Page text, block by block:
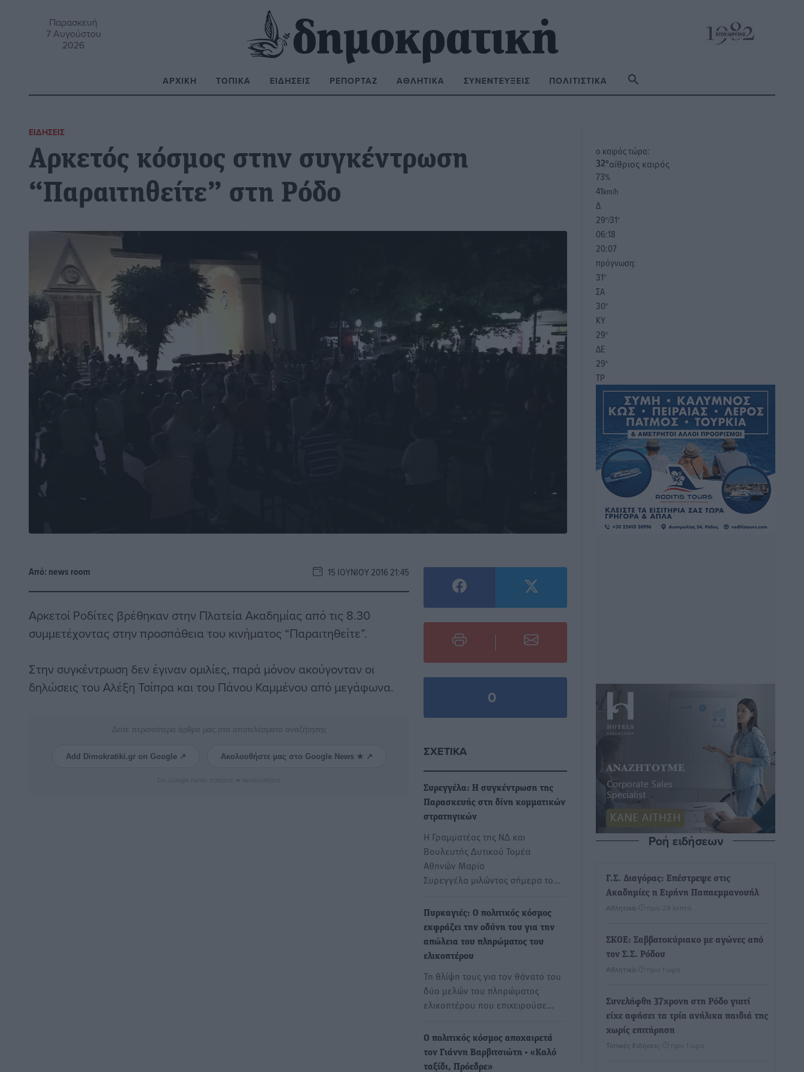
Παρασκευή
7 Αυγούστου
2026
ΑΡΧΙΚΉ ΤΟΠΙΚΆ ΕΙΔΉΣΕΙΣ ΡΕΠΟΡΤΆΖ ΑΘΛΗΤΙΚΆ ΣΥΝΕΝΤΕΎΞΕΙΣ ΠΟΛΙΤΙΣΤΙΚΆ
ΕΙΔΉΣΕΙΣ
Αρκετός κόσμος στην συγκέντρωση
“Παραιτηθείτε” στη Ρόδο
Από: news room 15 ΙΟΥΝΊΟΥ 2016 21:45
Αρκετοί Ροδίτες βρέθηκαν στην Πλατεία Ακαδημίας από τις 8.30
συμμετέχοντας στην προσπάθεια του κινήματος “Παραιτηθείτε”.
Στην συγκέντρωση δεν έγιναν ομιλίες, παρά μόνον ακούγονταν οι
δηλώσεις του Αλέξη Τσίπρα και του Πάνου Καμμένου από μεγάφωνα.
Δείτε περισσότερα άρθρα μας στα αποτελέσματα αναζήτησης
Add Dimokratiki.gr on Google ↗ Ακολουθήστε μας στο Google News ★ ↗
0
ΣΧΕΤΙΚΆ
Συρεγγέλα: Η συγκέντρωση της
Παρασκευής στη δίνη κομματικών
στρατηγικών
Η Γραμματέας της ΝΔ και
Βουλευτής Δυτικού Τομέα
Αθηνών Μαρία
Συρεγγέλα μιλώντας σήμερα το…
Πυρκαγιές: Ο πολιτικός κόσμος
εκφράζει την οδύνη του για την
απώλεια του πληρώματος του
ελικοπτέρου
Τη θλίψη τους για τον θάνατο του
δύο μελών του πληρώματος
ελικοπτέρου που επιχειρούσε…
Ο πολιτικός κόσμος αποχαιρετά
τον Γιάννη Βαρβιτσιώτη - «Καλό
ταξίδι, Πρόεδρε»
o καιρός τώρα:
32°αίθριος καιρός
73%
41km/h
Δ
29°/31°
06:18
20:07
πρόγνωση:
31°
ΣΑ
30°
ΚΥ
29°
ΔΕ
29°
ΤΡ
Ροή ειδήσεων
Γ.Σ. Διαγόρας: Επέστρεψε στις
Ακαδημίες η Ειρήνη Παπαεμμανουήλ
Αθλητικά πριν 29 λεπτά
ΣΚΟΕ: Σαββατοκύριακο με αγώνες από
τον Σ.Σ. Ρόδου
Αθλητικά πριν 1 ώρα
Συνελήφθη 37χρονη στη Ρόδο γιατί
είχε αφήσει τα τρία ανήλικα παιδιά της
χωρίς επιτήρηση
Τοπικές Ειδήσεις πριν 1 ώρα